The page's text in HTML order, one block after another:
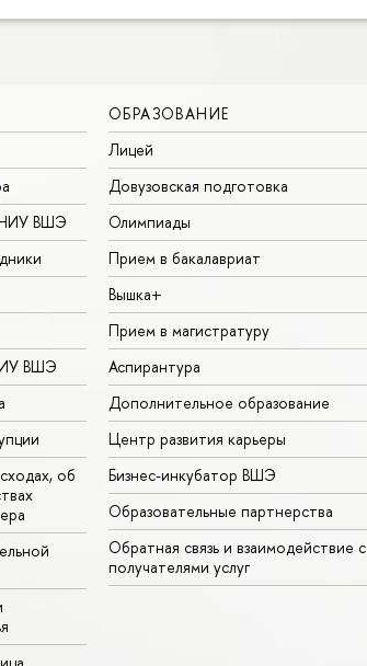
НИУ ВШЭ
ВШЭ
об
ОБРАЗОВАНИЕ
Лицей
Довузовская подготовка
Олимпиады
Прием в бакалавриат
Вышка+
Прием в магистратуру
Аспирантура
Дополнительное образование
Центр развития карьеры
Бизнес-инкубатор ВШЭ
Образовательные партнерства
Обратная связь и взаимодействие с
получателями услуг